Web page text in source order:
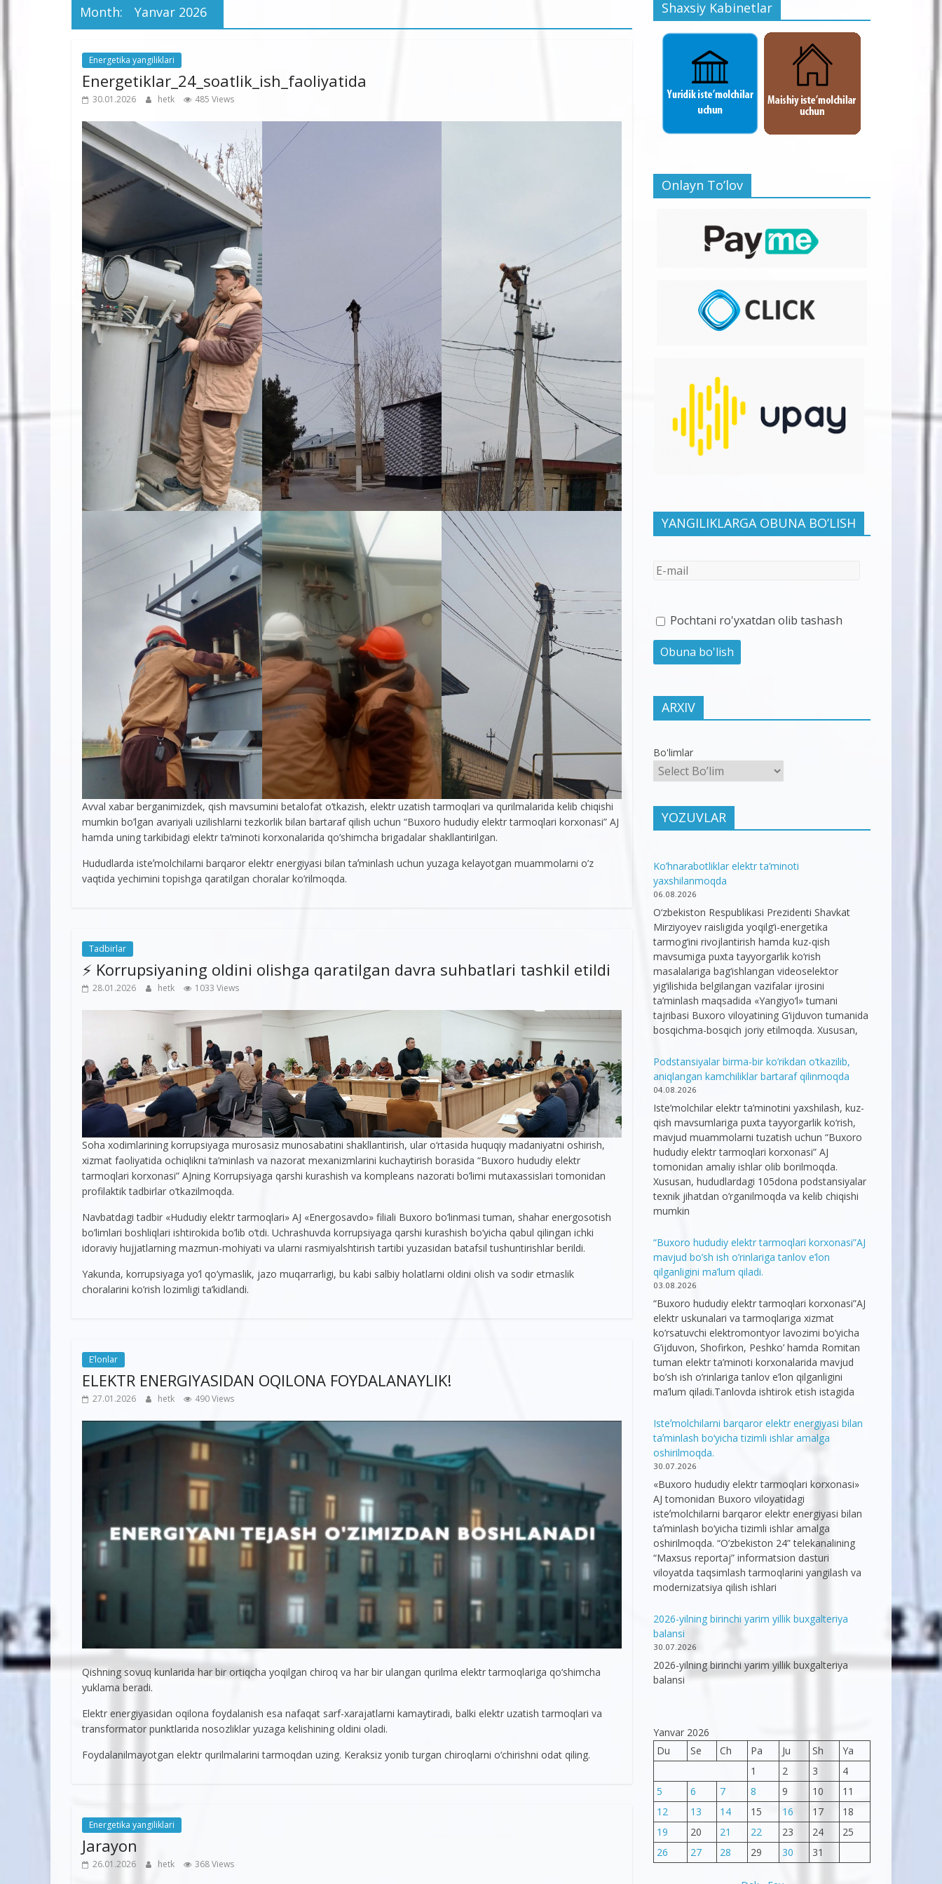
Month: Yanvar 2026
Energetika yangiliklari
Energetiklar_24_soatlik_ish_faoliyatida
30.01.2026 hetk 485 Views
Avval xabar berganimizdek, qish mavsumini betalofat o’tkazish, elektr uzatish tarmoqlari va qurilmalarida kelib chiqishi
mumkin bo’lgan avariyali uzilishlarni tezkorlik bilan bartaraf qilish uchun “Buxoro hududiy elektr tarmoqlari korxonasi” AJ
hamda uning tarkibidagi elektr ta’minoti korxonalarida qo’shimcha brigadalar shakllantirilgan.
Hududlarda isteʼmolchilarni barqaror elektr energiyasi bilan taʼminlash uchun yuzaga kelayotgan muammolarni o’z
vaqtida yechimini topishga qaratilgan choralar ko’rilmoqda.
Tadbirlar
⚡️ Korrupsiyaning oldini olishga qaratilgan davra suhbatlari tashkil etildi
28.01.2026 hetk 1033 Views
Soha xodimlarining korrupsiyaga murosasiz munosabatini shakllantirish, ular o‘rtasida huquqiy madaniyatni oshirish,
xizmat faoliyatida ochiqlikni ta’minlash va nazorat mexanizmlarini kuchaytirish borasida “Buxoro hududiy elektr
tarmoqlari korxonasi” AJning Korrupsiyaga qarshi kurashish va kompleans nazorati bo’limi mutaxassislari tomonidan
profilaktik tadbirlar o’tkazilmoqda.
Navbatdagi tadbir «Hududiy elektr tarmoqlari» AJ «Energosavdo» filiali Buxoro bo’linmasi tuman, shahar energosotish
bo’limlari boshliqlari ishtirokida bo’lib o’tdi. Uchrashuvda korrupsiyaga qarshi kurashish bo‘yicha qabul qilingan ichki
idoraviy hujjatlarning mazmun-mohiyati va ularni rasmiyalshtirish tartibi yuzasidan batafsil tushuntirishlar berildi.
Yakunda, korrupsiyaga yo’l qo’ymaslik, jazo muqarrarligi, bu kabi salbiy holatlarni oldini olish va sodir etmaslik
choralarini ko’rish lozimligi ta’kidlandi.
E’lonlar
ELEKTR ENERGIYASIDAN OQILONA FOYDALANAYLIK!
27.01.2026 hetk 490 Views
Qishning sovuq kunlarida har bir ortiqcha yoqilgan chiroq va har bir ulangan qurilma elektr tarmoqlariga qo‘shimcha
yuklama beradi.
Elektr energiyasidan oqilona foydalanish esa nafaqat sarf-xarajatlarni kamaytiradi, balki elektr uzatish tarmoqlari va
transformator punktlarida nosozliklar yuzaga kelishining oldini oladi.
Foydalanilmayotgan elektr qurilmalarini tarmoqdan uzing. Keraksiz yonib turgan chiroqlarni o‘chirishni odat qiling.
Energetika yangiliklari
Jarayon
26.01.2026 hetk 368 Views
Shaxsiy Kabinetlar
Onlayn To’lov
YANGILIKLARGA OBUNA BO’LISH
Pochtani ro'yxatdan olib tashash
ARXIV
Bo'limlar
YOZUVLAR
Ko’hnarabotliklar elektr ta’minoti
yaxshilanmoqda
06.08.2026
O‘zbekiston Respublikasi Prezidenti Shavkat
Mirziyoyev raisligida yoqilg‘i-energetika
tarmog‘ini rivojlantirish hamda kuz-qish
mavsumiga puxta tayyorgarlik ko‘rish
masalalariga bag‘ishlangan videoselektor
yig‘ilishida belgilangan vazifalar ijrosini
ta’minlash maqsadida «Yangiyo‘l» tumani
tajribasi Buxoro viloyatining G‘ijduvon tumanida
bosqichma-bosqich joriy etilmoqda. Xususan,
Podstansiyalar birma-bir ko’rikdan o’tkazilib,
aniqlangan kamchiliklar bartaraf qilinmoqda
04.08.2026
Iste’molchilar elektr ta’minotini yaxshilash, kuz-
qish mavsumlariga puxta tayyorgarlik ko‘rish,
mavjud muammolarni tuzatish uchun “Buxoro
hududiy elektr tarmoqlari korxonasi” AJ
tomonidan amaliy ishlar olib borilmoqda.
Xususan, hududlardagi 105dona podstansiyalar
texnik jihatdan o’rganilmoqda va kelib chiqishi
mumkin
“Buxoro hududiy elektr tarmoqlari korxonasi”AJ
mavjud bo’sh ish o’rinlariga tanlov e’lon
qilganligini ma’lum qiladi.
03.08.2026
“Buxoro hududiy elektr tarmoqlari korxonasi”AJ
elektr uskunalari va tarmoqlariga xizmat
ko’rsatuvchi elektromontyor lavozimi bo’yicha
G’ijduvon, Shofirkon, Peshko’ hamda Romitan
tuman elektr ta’minoti korxonalarida mavjud
bo’sh ish o’rinlariga tanlov e’lon qilganligini
ma’lum qiladi.Tanlovda ishtirok etish istagida
Isteʼmolchilarni barqaror elektr energiyasi bilan
taʼminlash bo‘yicha tizimli ishlar amalga
oshirilmoqda.
30.07.2026
«Buxoro hududiy elektr tarmoqlari korxonasi»
AJ tomonidan Buxoro viloyatidagi
isteʼmolchilarni barqaror elektr energiyasi bilan
taʼminlash bo‘yicha tizimli ishlar amalga
oshirilmoqda. “O’zbekiston 24” telekanalining
“Maxsus reportaj” informatsion dasturi
viloyatda taqsimlash tarmoqlarini yangilash va
modernizatsiya qilish ishlari
2026-yilning birinchi yarim yillik buxgalteriya
balansi
30.07.2026
2026-yilning birinchi yarim yillik buxgalteriya
balansi
Yanvar 2026
Du
Se Ch Pa Ju Sh
Ya
1
2 3
4
5
6 7 8 9 10
11
12
13 14 15 16 17
18
19
20 21 22 23 24
25
26
27 28 29 30 31